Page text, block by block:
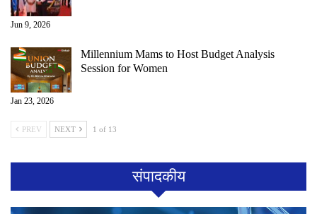
Jun 9, 2026
Millennium Mams to Host Budget Analysis
Session for Women
Jan 23, 2026
PREV NEXT 1 of 13
संपादकीय